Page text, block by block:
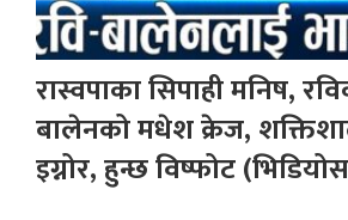
रास्वपाका सिपाही मनिष,
बालेनको मधेश क्रेज,
इग्नोर, हुन्छ विष्फोट